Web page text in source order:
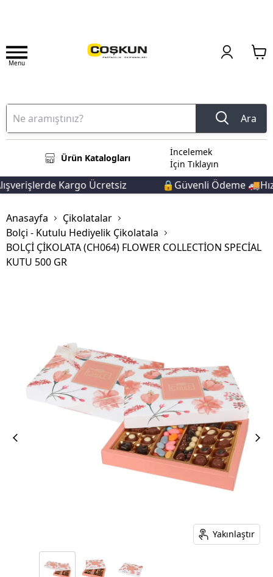
Menu
Ara
Ürün Katalogları
İncelemek
İçin Tıklayın
Kargo Ücretsiz 🔒Güvenli Ödeme
Anasayfa
Çikolatalar
Bolçi - Kutulu Hediyelik Çikolatala
BOLÇİ ÇİKOLATA (CH064) FLOWER COLLECTİON SPECİAL
KUTU 500 GR
Yakınlaştır